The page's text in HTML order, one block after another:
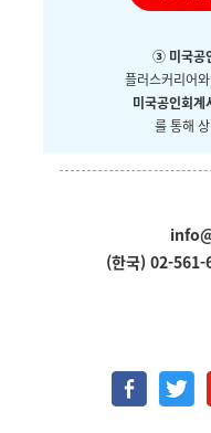
③ 미국공
플러스커리어와
미국공인회계
를 통해
(한국) 02-561-